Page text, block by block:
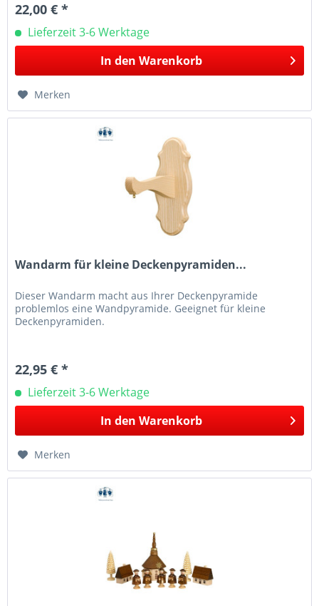
22,00 € *
Lieferzeit 3-6 Werktage
In den Warenkorb
Merken
Wandarm für kleine Deckenpyramiden...
Dieser Wandarm macht aus Ihrer Deckenpyramide
problemlos eine Wandpyramide. Geeignet für kleine
Deckenpyramiden.
22,95 € *
Lieferzeit 3-6 Werktage
In den Warenkorb
Merken